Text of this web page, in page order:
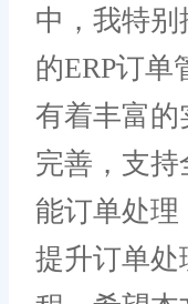
中，我特别
的ERP订单
有着丰富
完善，支
能订单处理
提升订单